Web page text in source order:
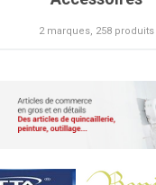
2 marques, 258 produits